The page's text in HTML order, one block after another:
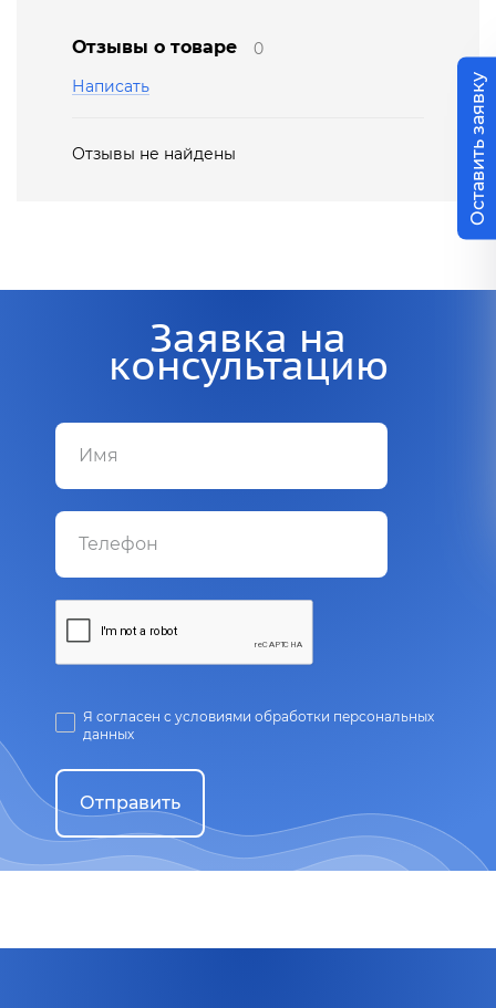
Отзывы о товаре
0
Написать
Отзывы не найдены
Заявка на
консультацию
Я согласен с условиями обработки персональных
данных
Отправить
Оставить заявку